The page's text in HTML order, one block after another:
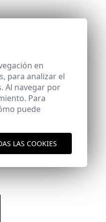
en
para analizar el
Al navegar por
Para
puede
LAS COOKIES